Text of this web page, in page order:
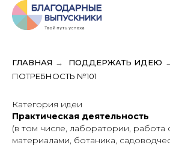
ГЛАВНАЯ → ПОДДЕРЖАТЬ ИДЕЮ
ПОТРЕБНОСТЬ №101
Категория идеи
Практическая деятельность
(в том числе, лаборатории, работа
материалами, ботаника,